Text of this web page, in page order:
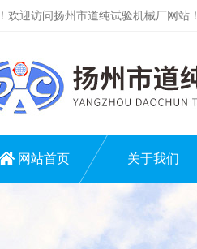
欢迎访问扬州市道纯试验机械厂网站！
网站首页 关于我们